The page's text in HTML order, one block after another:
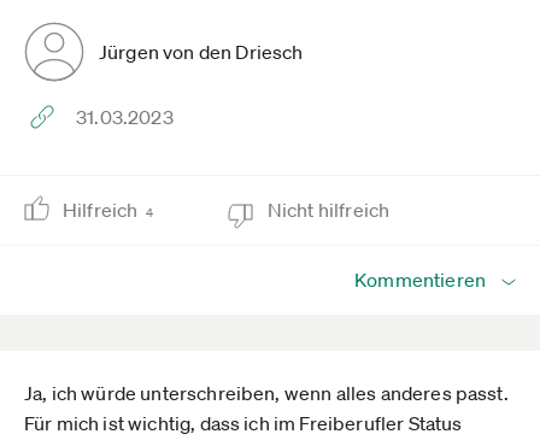
Jürgen von den Driesch
31.03.2023
Hilfreich 4 Nicht hilfreich
Kommentieren
Ja, ich würde unterschreiben, wenn alles anderes passt.
Für mich ist wichtig, dass ich im Freiberufler Status